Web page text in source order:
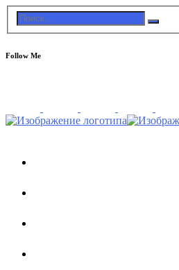
Follow Me